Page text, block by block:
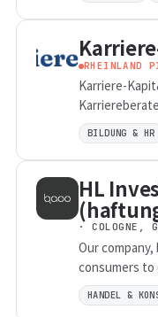
Menschen
genutzt
what is
RHEINLAND
Karriere-
Optionen; er
die
und
und
f&uuml;r alle
BILDUNG & HR
HL
· COLOGNE,
Our
consumers to
availability of
HANDEL &